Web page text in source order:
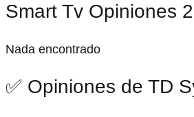
Smart Tv Opiniones
Nada encontrado
✅ Opiniones de TD